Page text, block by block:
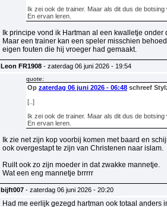
Ik zei ook de trainer. Maar als dit dus de
En ervan leren.
Ik principe vond ik Hartman al een kwalletje onder
Maar een trainer kan een speler misschien
eigen fouten die hij vroeger had gemaakt.
Leon FR1908 - zaterdag 06 juni 2026 - 19:54
quote:
Op zaterdag 06 juni 2026 - 06:48 schreef
[..]
Ik zei ook de trainer. Maar als dit dus de
En ervan leren.
Ik zie net zijn kop voorbij komen met baard en
ook overgestapt te zijn van Christenen naar islam.
Ruilt ook zo zijn moeder in dat zwakke mannetje.
Wat een eng mannetje brrrrr
bijft007 - zaterdag 06 juni 2026 - 20:20
Had me eerlijk gezegd hartman ook totaal anders